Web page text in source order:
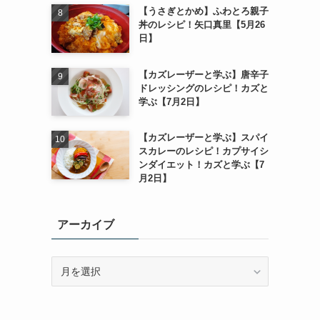
【うさぎとかめ】ふわとろ親子
丼のレシピ！矢口真里【5月26
日】
【カズレーザーと学ぶ】唐辛子
ドレッシングのレシピ！カズと
学ぶ【7月2日】
【カズレーザーと学ぶ】スパイ
スカレーのレシピ！カプサイシ
ンダイエット！カズと学ぶ【7
月2日】
アーカイブ